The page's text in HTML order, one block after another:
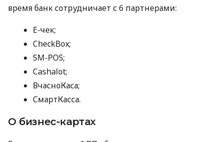
время банк сотрудничает с 6 партнерами:
E-чек;
CheckBox;
SM-POS;
Cashalot;
ВчасноКаса;
СмартКасса.
О бизнес-картах